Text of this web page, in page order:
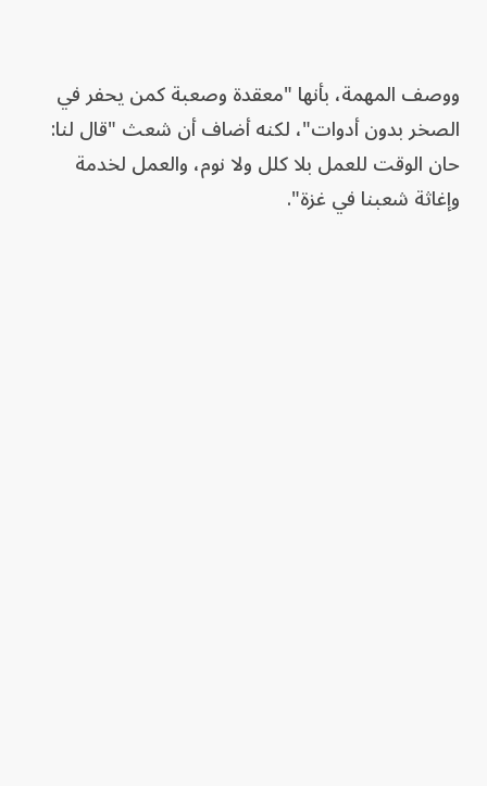
ووصف المهمة، بأنها "معقدة وصعبة كمن يحفر في
الصخر بدون أدوات"، لكنه أضاف أن شعث "قال لنا:
حان الوقت للعمل بلا كلل ولا نوم، والعمل لخدمة
وإغاثة شعبنا في غزة".